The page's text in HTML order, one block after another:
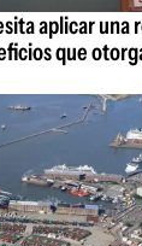
aplicar una
que